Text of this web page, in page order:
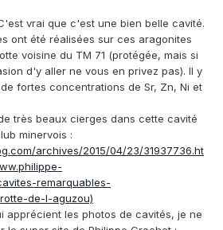
vrai que c'est une bien belle cavité.
ont été réalisées sur ces aragonites
voisine du TM 71 (protégée, mais si
d'y aller ne vous en privez pas). Il y
fortes concentrations de Sr, Zn, Ni et
très beaux cierges dans cette cavité
minervois :
archives/2015/04/23/31937736.ht
remarquables-
de-l-aguzou)
apprécient les photos de cavités, je ne